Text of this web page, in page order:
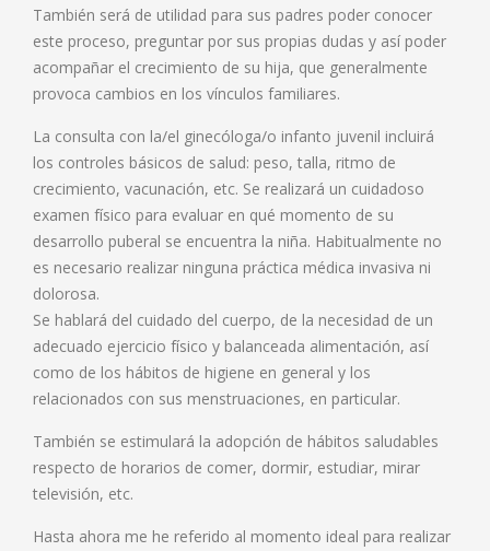
También será de utilidad para sus padres poder conocer
este proceso, preguntar por sus propias dudas y así poder
acompañar el crecimiento de su hija, que generalmente
provoca cambios en los vínculos familiares.
La consulta con la/el ginecóloga/o infanto juvenil incluirá
los controles básicos de salud: peso, talla, ritmo de
crecimiento, vacunación, etc. Se realizará un cuidadoso
examen físico para evaluar en qué momento de su
desarrollo puberal se encuentra la niña. Habitualmente no
es necesario realizar ninguna práctica médica invasiva ni
dolorosa.
Se hablará del cuidado del cuerpo, de la necesidad de un
adecuado ejercicio físico y balanceada alimentación, así
como de los hábitos de higiene en general y los
relacionados con sus menstruaciones, en particular.
También se estimulará la adopción de hábitos saludables
respecto de horarios de comer, dormir, estudiar, mirar
televisión, etc.
Hasta ahora me he referido al momento ideal para realizar